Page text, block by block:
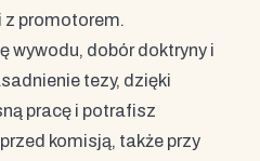
promotorem.
wywodu, dobór doktryny i
tezy, dzięki
pracę i potrafisz
komisją, także przy